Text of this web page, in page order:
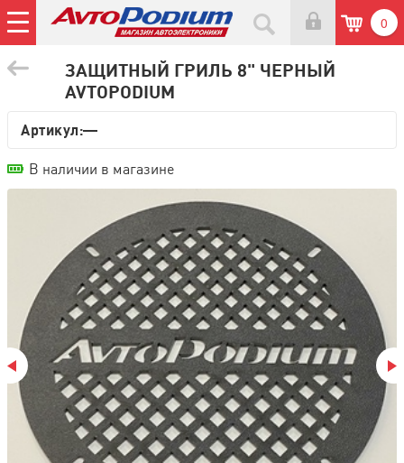
0
ЗАЩИТНЫЙ ГРИЛЬ 8" ЧЕРНЫЙ
AVTOPODIUM
Артикул:—
В наличии в магазине